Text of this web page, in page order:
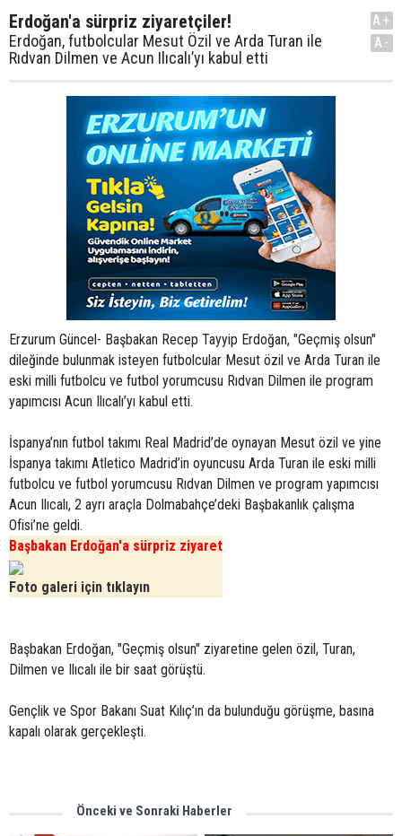
Erdoğan'a sürpriz ziyaretçiler!
Erdoğan, futbolcular Mesut Özil ve Arda Turan ile
Rıdvan Dilmen ve Acun Ilıcalı’yı kabul etti
A+
A-
Erzurum Güncel- Başbakan Recep Tayyip Erdoğan, "Geçmiş olsun"
dileğinde bulunmak isteyen futbolcular Mesut özil ve Arda Turan ile
eski milli futbolcu ve futbol yorumcusu Rıdvan Dilmen ile program
yapımcısı Acun Ilıcalı’yı kabul etti.
İspanya’nın futbol takımı Real Madrid’de oynayan Mesut özil ve yine
İspanya takımı Atletico Madrid’in oyuncusu Arda Turan ile eski milli
futbolcu ve futbol yorumcusu Rıdvan Dilmen ve program yapımcısı
Acun Ilıcalı, 2 ayrı araçla Dolmabahçe’deki Başbakanlık çalışma
Ofisi’ne geldi.
Başbakan Erdoğan'a sürpriz ziyaret
Foto galeri için tıklayın
Başbakan Erdoğan, "Geçmiş olsun" ziyaretine gelen özil, Turan,
Dilmen ve Ilıcalı ile bir saat görüştü.
Gençlik ve Spor Bakanı Suat Kılıç’ın da bulunduğu görüşme, basına
kapalı olarak gerçekleşti.
Önceki ve Sonraki Haberler